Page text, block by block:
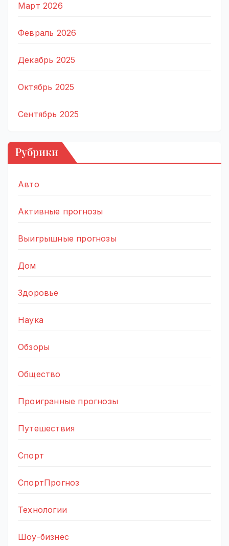
Март 2026
Февраль 2026
Декабрь 2025
Октябрь 2025
Сентябрь 2025
Рубрики
Авто
Активные прогнозы
Выигрышные прогнозы
Дом
Здоровье
Наука
Обзоры
Общество
Проигранные прогнозы
Путешествия
Спорт
СпортПрогноз
Технологии
Шоу-бизнес